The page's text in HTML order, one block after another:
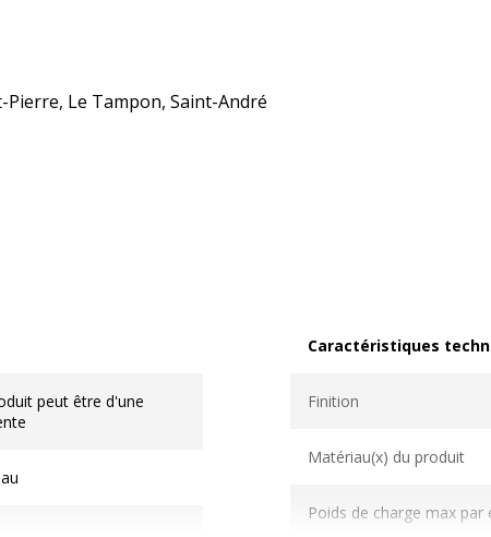
Pierre, Le Tampon, Saint-André
peut être d'une
Caractéristiques
Finition
Matériau(x) du produit
Poids de charge max par